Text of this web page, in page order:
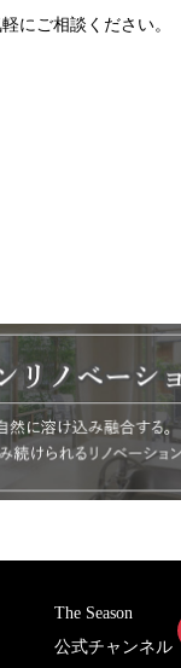
にご相談ください。
The Season
公式チャンネル